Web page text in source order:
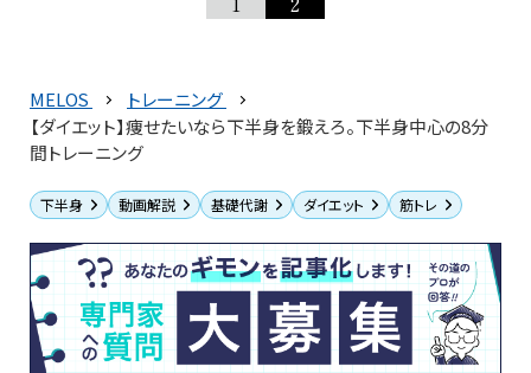
MELOS
トレーニング
【ダイエット】痩せたいなら下半身を鍛えろ。下半身中心の8分
間トレーニング
下半身 動画解説 基礎代謝 ダイエット 筋トレ